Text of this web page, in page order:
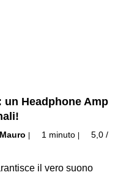
Headphone Amp
1 minuto
5,0 /
il vero suono